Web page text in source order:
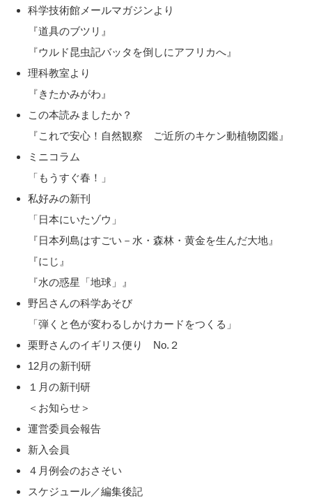
科学技術館メールマガジンより
『道具のブツリ』
『ウルド昆虫記バッタを倒しにアフリカへ』
理科教室より
『きたかみがわ』
この本読みましたか？
『これで安心！自然観察 ご近所のキケン動植物図鑑』
ミニコラム
「もうすぐ春！」
私好みの新刊
「日本にいたゾウ」
『日本列島はすごい－水・森林・黄金を生んだ大地』
『にじ』
『水の惑星「地球」』
野呂さんの科学あそび
「弾くと色が変わるしかけカードをつくる」
栗野さんのイギリス便り No.２
12月の新刊研
１月の新刊研
＜お知らせ＞
運営委員会報告
新入会員
４月例会のおさそい
スケジュール／編集後記